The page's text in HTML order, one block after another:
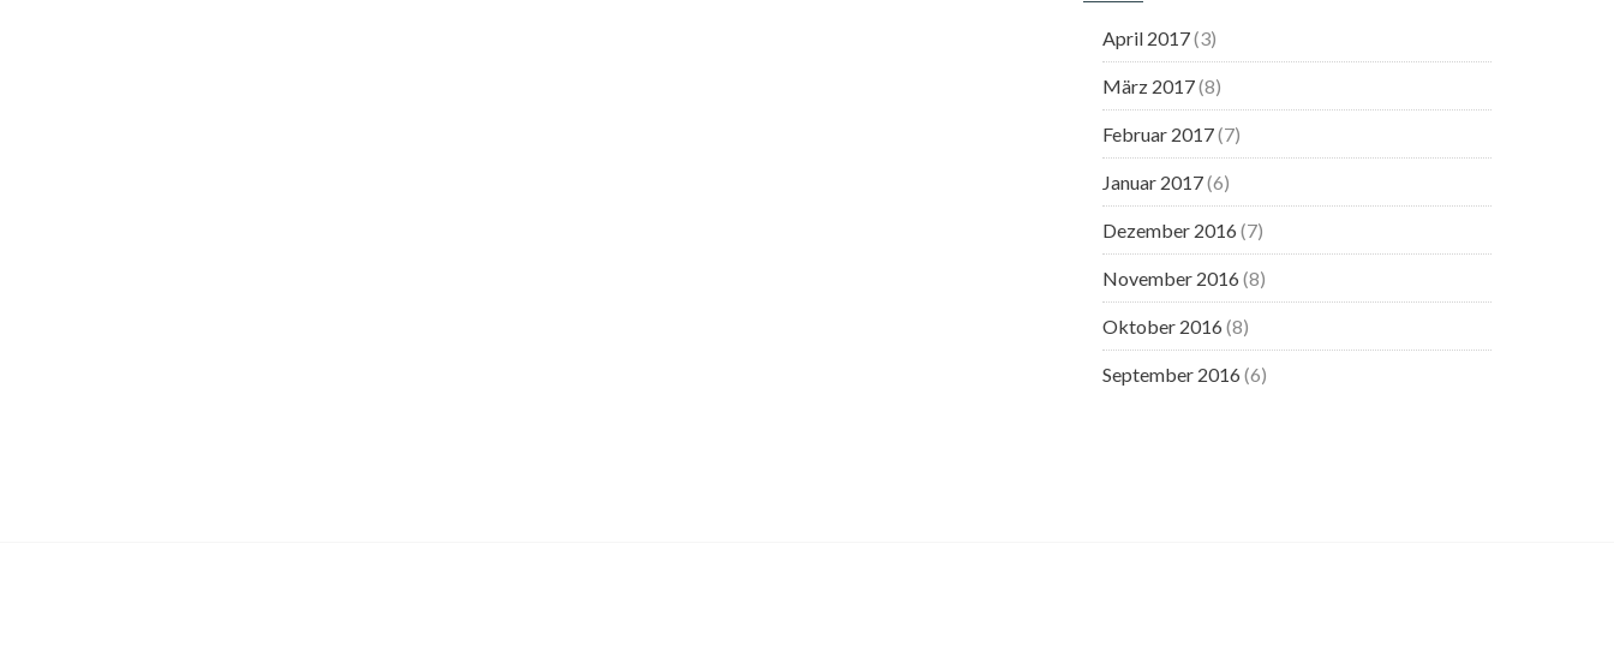
April 2017(3)
März 2017(8)
Februar 2017(7)
Januar 2017(6)
Dezember 2016 (7)
November 2016 (8)
Oktober 2016 (8)
September 2016 (6)